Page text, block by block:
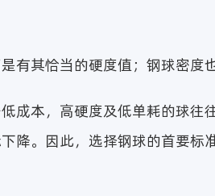
其恰当的硬度值；钢球密度
成本，高硬度及低单耗的球往
降。因此，选择钢球的首要标